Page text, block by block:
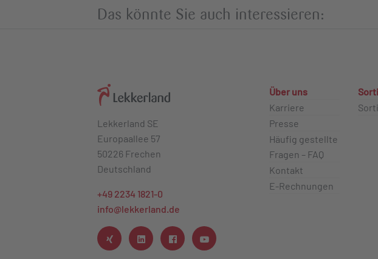
Das könnte Sie auch interessieren:
Lekkerland SE
Europaallee 57
50226 Frechen
Deutschland
+49 2234 1821-0
info@lekkerland.de
Über uns
Karriere
Presse
Häufig gestellte
Fragen – FAQ
Kontakt
E-Rechnungen